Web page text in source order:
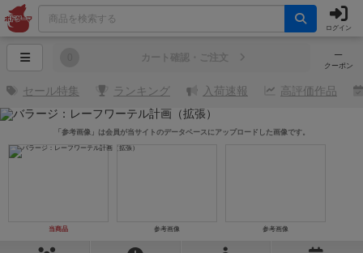
ログイン
─
クーポン
カート確認・ご注文
セール特集 ランキング 入荷速報 高評価作品
当商品 参考画像 参考画像
「参考画像」は会員が当サイトのデータベースにアップロードした画像です。